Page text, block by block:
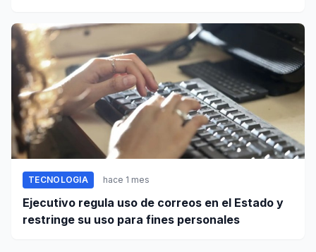
TECNOLOGIA hace 1 mes
Ejecutivo regula uso de correos en el Estado y
restringe su uso para fines personales